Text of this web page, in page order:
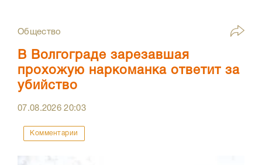
Общество
В Волгограде зарезавшая
прохожую наркоманка ответит за
убийство
07.08.202620:03
Комментарии